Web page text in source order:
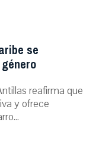
se
reafirma que
y ofrece